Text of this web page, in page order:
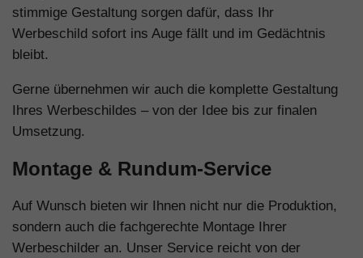
stimmige Gestaltung sorgen dafür, dass Ihr
Werbeschild sofort ins Auge fällt und im Gedächtnis
bleibt.
Gerne übernehmen wir auch die komplette Gestaltung
Ihres Werbeschildes – von der Idee bis zur finalen
Umsetzung.
Montage & Rundum-Service
Auf Wunsch bieten wir Ihnen nicht nur die Produktion,
sondern auch die fachgerechte Montage Ihrer
Werbeschilder an. Unser Service reicht von der